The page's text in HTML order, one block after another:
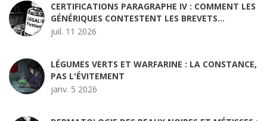
CERTIFICATIONS PARAGRAPHE IV : COMMENT LES
GÉNÉRIQUES CONTESTENT LES BREVETS
PRÉCOCEMENT
juil. 11 2026
LÉGUMES VERTS ET WARFARINE : LA CONSTANCE,
PAS L'ÉVITEMENT
janv. 5 2026